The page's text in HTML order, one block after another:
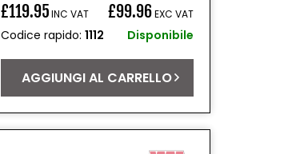
Prezzo
di
£119.95INC VAT £99.96EXC VAT
Codice rapido: 1112 Disponibile
AGGIUNGI AL CARRELLO